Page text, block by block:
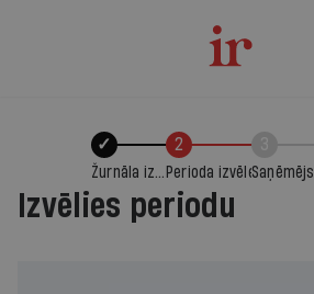
✓
Žurnāla izvēle
2
Perioda izvēleSaņēmējs
Izvēlies periodu